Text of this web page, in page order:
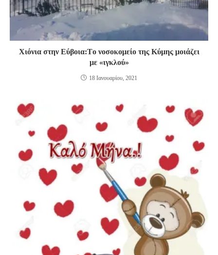
Χιόνια στην Εύβοια:Tο νοσοκομείο της Κύμης μοιάζει
με «ιγκλού»
18 Ιανουαρίου, 2021